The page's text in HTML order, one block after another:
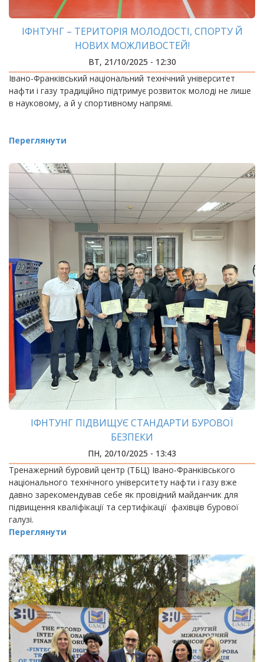
ІФНТУНГ – ТЕРИТОРІЯ МОЛОДОСТІ, СПОРТУ Й
НОВИХ МОЖЛИВОСТЕЙ!
ВТ, 21/10/2025 - 12:30
Івано-Франківський національний технічний університет
нафти і газу традиційно підтримує розвиток молоді не лише
в науковому, а й у спортивному напрямі.
Переглянути
ІФНТУНГ ПІДВИЩУЄ СТАНДАРТИ БУРОВОЇ
БЕЗПЕКИ
ПН, 20/10/2025 - 13:43
Тренажерний буровий центр (ТБЦ) Івано-Франківського
національного технічного університету нафти і газу вже
давно зарекомендував себе як провідний майданчик для
підвищення кваліфікації та сертифікації фахівців бурової
галузі.
Переглянути